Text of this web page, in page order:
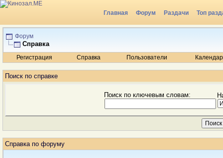
Главная Форум Раздачи Топ
Радио
Форум
Справка
Регистрация Справка Пользователи
Поиск по справке
Поиск по ключевым словам:
Справка по форуму